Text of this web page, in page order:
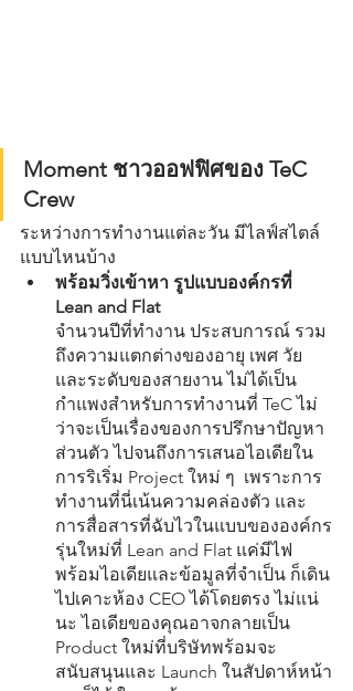
Moment ชาวออฟฟิศของ TeC
Crew
ระหว่างการทำงานแต่ละวัน มีไลฟ์สไตล์
แบบไหนบ้าง
พร้อมวิ่งเข้าหา รูปแบบองค์กรที่
Lean and Flat
จำนวนปีที่ทำงาน ประสบการณ์ รวม
ถึงความแตกต่างของอายุ เพศ วัย
และระดับของสายงาน ไม่ได้เป็น
กำแพงสำหรับการทำงานที่ TeC ไม่
ว่าจะเป็นเรื่องของการปรึกษาปัญหา
ส่วนตัว ไปจนถึงการเสนอไอเดียใน
การริเริ่ม Project ใหม่ ๆ  เพราะการ
ทำงานที่นี่เน้นความคล่องตัว และ
การสื่อสารที่ฉับไวในแบบขององค์กร
รุ่นใหม่ที่ Lean and Flat แค่มีไฟ
พร้อมไอเดียและข้อมูลที่จำเป็น ก็เดิน
ไปเคาะห้อง CEO ได้โดยตรง ไม่แน่
นะ ไอเดียของคุณอาจกลายเป็น
Product ใหม่ที่บริษัทพร้อมจะ
สนับสนุนและ Launch ในสัปดาห์หน้า